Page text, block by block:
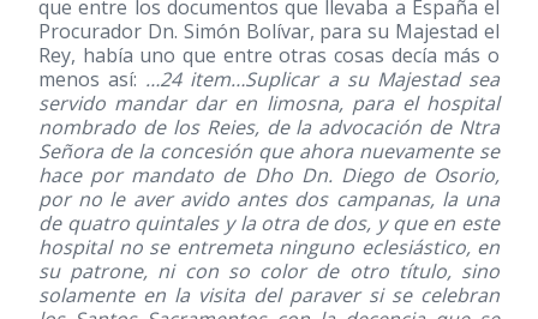
que entre los documentos que llevaba a España el
Procurador Dn. Simón Bolívar, para su Majestad el
Rey, había uno que entre otras cosas decía más o
menos así: …24 item…Suplicar a su Majestad sea
servido mandar dar en limosna, para el hospital
nombrado de los Reies, de la advocación de Ntra
Señora de la concesión que ahora nuevamente se
hace por mandato de Dho Dn. Diego de Osorio,
por no le aver avido antes dos campanas, la una
de quatro quintales y la otra de dos, y que en este
hospital no se entremeta ninguno eclesiástico, en
su patrone, ni con so color de otro título, sino
solamente en la visita del paraver si se celebran